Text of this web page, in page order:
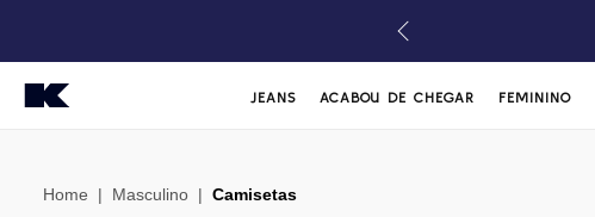
JEANS ACABOU DE CHEGAR FEMININO
Home | Masculino | Camisetas